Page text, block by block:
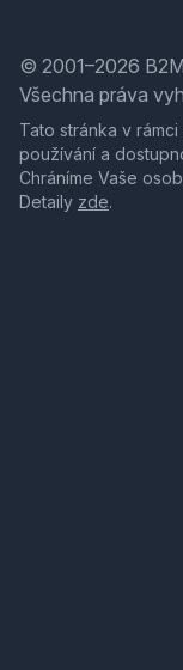
© 2001–2026
Všechna práva
Tato stránka v
používání a
Chráníme Vaše
Detaily zde.